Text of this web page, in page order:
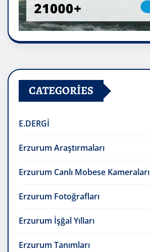
CATEGORIES
E.DERGİ
Erzurum Araştırmaları
Erzurum Canlı Mobese Kameraları
Erzurum Fotoğrafları
Erzurum İşğal Yılları
Erzurum Tanımları